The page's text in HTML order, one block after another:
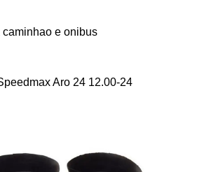
e onibus
Aro 24 12.00-24